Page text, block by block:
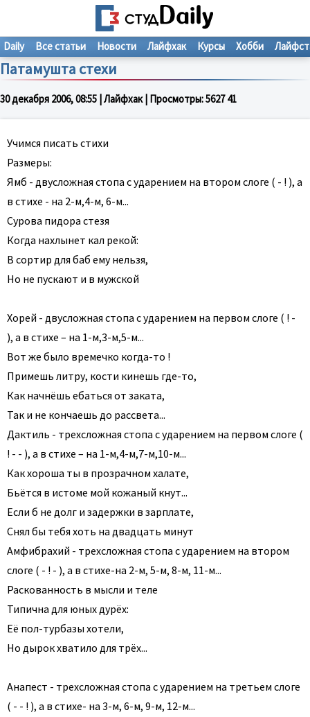
Патамушта стехи
30 декабря 2006, 08:55 | Лайфхак | Просмотры:5627 41
Daily Все статьи Новости Лайфхак Курсы Хобби
Учимся писать стихи
Размеры:
Ямб - двусложная стопа с ударением на втором слоге ( - ! ), а
в стихе - на 2-м,4-м, 6-м...
Сурова пидора стезя
Когда нахлынет кал рекой:
В сортир для баб ему нельзя,
Но не пускают и в мужской
Хорей - двусложная стопа с ударением на первом слоге ( ! -
), а в стихе – на 1-м,3-м,5-м...
Вот же было времечко когда-то !
Примешь литру, кости кинешь где-то,
Как начнёшь ебаться от заката,
Так и не кончаешь до рассвета...
Дактиль - трехсложная стопа с ударением на первом слоге (
! - - ), а в стихе – на 1-м,4-м,7-м,10-м...
Как хороша ты в прозрачном халате,
Бьётся в истоме мой кожаный кнут...
Если б не долг и задержки в зарплате,
Снял бы тебя хоть на двадцать минут
Амфибрахий - трехсложная стопа с ударением на втором
слоге ( - ! - ), а в стихе-на 2-м, 5-м, 8-м, 11-м...
Раскованность в мысли и теле
Типична для юных дурёх:
Её пол-турбазы хотели,
Но дырок хватило для трёх...
Анапест - трехсложная стопа с ударением на третьем слоге
( - - ! ), а в стихе- на 3-м, 6-м, 9-м, 12-м...